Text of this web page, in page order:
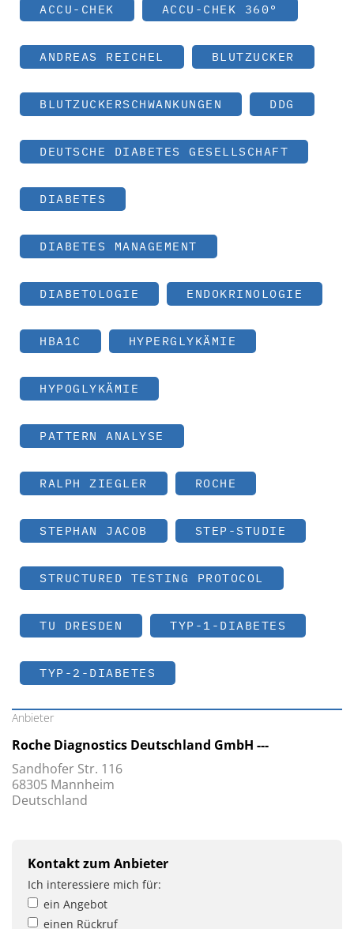
ACCU-CHEK ACCU-CHEK 360°
ANDREAS REICHEL BLUTZUCKER
BLUTZUCKERSCHWANKUNGEN DDG
DEUTSCHE DIABETES GESELLSCHAFT
DIABETES
DIABETES MANAGEMENT
DIABETOLOGIE ENDOKRINOLOGIE
HBA1C HYPERGLYKÄMIE
HYPOGLYKÄMIE
PATTERN ANALYSE
RALPH ZIEGLER ROCHE
STEPHAN JACOB STEP-STUDIE
STRUCTURED TESTING PROTOCOL
TU DRESDEN TYP-1-DIABETES
TYP-2-DIABETES
Anbieter
Roche Diagnostics Deutschland GmbH ---
Sandhofer Str. 116
68305 Mannheim
Deutschland
Kontakt zum Anbieter
Ich interessiere mich für:
ein Angebot
einen Rückruf